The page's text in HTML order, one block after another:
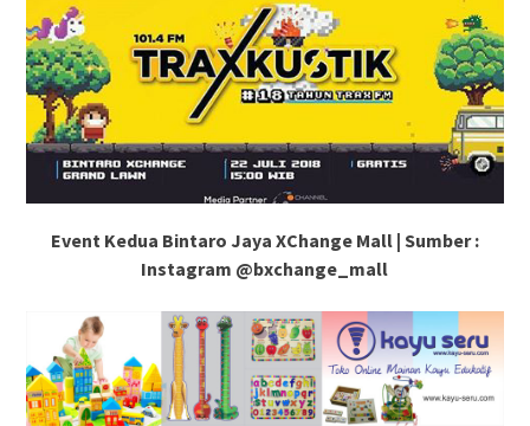
Event Kedua Bintaro Jaya XChange Mall | Sumber :
Instagram @bxchange_mall